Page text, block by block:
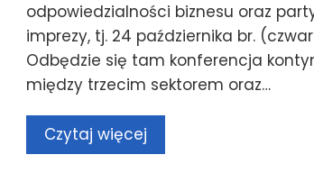
odpowiedzialności biznesu oraz
imprezy, tj. 24 października br.
Odbędzie się tam konferencja
między trzecim sektorem oraz…
Czytaj więcej